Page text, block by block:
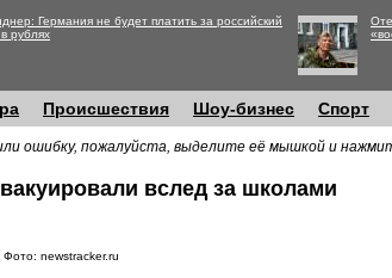
Германия не будет платить за российский
в рублях
Происшествия Шоу-бизнес Спорт
ошибку, пожалуйста, выделите её мышкой и
вслед за школами
Фото: newstracker.ru